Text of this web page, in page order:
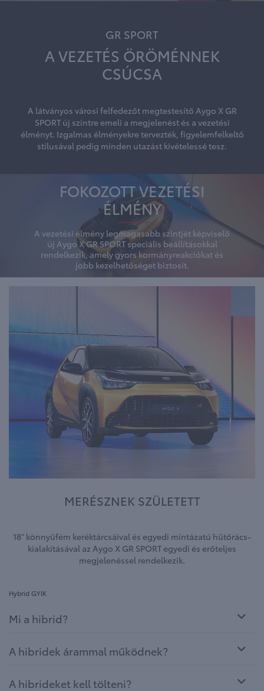
GR SPORT
A VEZETÉS ÖRÖMÉNNEK
CSÚCSA
A látványos városi felfedezőt megtestesítő Aygo X GR
SPORT új szintre emeli a megjelenést és a vezetési
élményt. Izgalmas élményekre tervezték, figyelemfelkeltő
stílusával pedig minden utazást kivételessé tesz.
FOKOZOTT VEZETÉSI
ÉLMÉNY
A vezetési élmény legmagasabb szintjét képviselő
új Aygo X GR SPORT speciális beállításokkal
rendelkezik, amely gyors kormányreakciókat és
jobb kezelhetőséget biztosít.
MERÉSZNEK SZÜLETETT
18" könnyűfém keréktárcsáival és egyedi mintázatú hűtőrács-
kialakításával az Aygo X GR SPORT egyedi és erőteljes
megjelenéssel rendelkezik.
Hybrid GYIK
Mi a hibrid?
A hibridek árammal működnek?
A hibrideket kell tölteni?